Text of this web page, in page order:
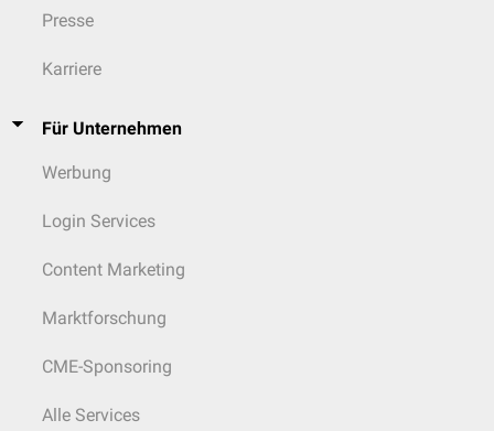
Presse
Karriere
Für Unternehmen
Werbung
Login Services
Content Marketing
Marktforschung
CME-Sponsoring
Alle Services